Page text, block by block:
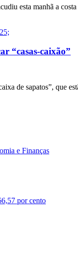
esta manhã a
“casas-caixão”
de sapatos”, que
e Finanças
por cento